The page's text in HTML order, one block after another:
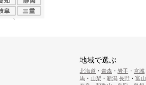
地域で選ぶ
北海道 ・ 青森 ・ 岩手 ・ 宮城
馬 ・ 山梨 ・ 新潟 長野 ・ 富山